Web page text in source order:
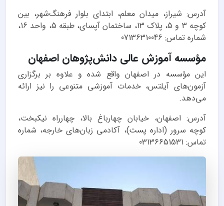
آدرس: شیراز، میدان معلم، ابتدای بلوار فرهنگ‌شهر، بین
کوچه 3 و 5، پلاک 13، ساختمان آپسای، طبقه 5، واحد 16،
شماره تماس: 07136310046
مؤسسه آموزش عالی دانش‌پژوهان اصفهان
این مؤسسه در اصفهان واقع شده و علاوه بر برگزاری
آزمون‌های آیلتس، خدمات آموزشی متنوعی را نیز ارائه
می‌دهد.
آدرس: اصفهان، خیابان چهارباغ بالا، چهارراه نیکبخت،
کوچه سرور (اداره پست)، آکادمی زبان‌های خارجه، شماره
تماس: 03136651531